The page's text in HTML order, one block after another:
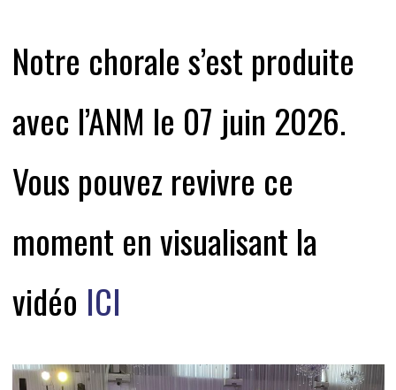
Notre chorale s’est produite
avec l’ANM le 07 juin 2026.
Vous pouvez revivre ce
moment en visualisant la
vidéo ICI